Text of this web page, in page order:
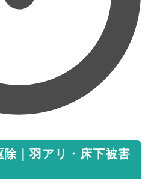
除｜羽アリ・床下被害